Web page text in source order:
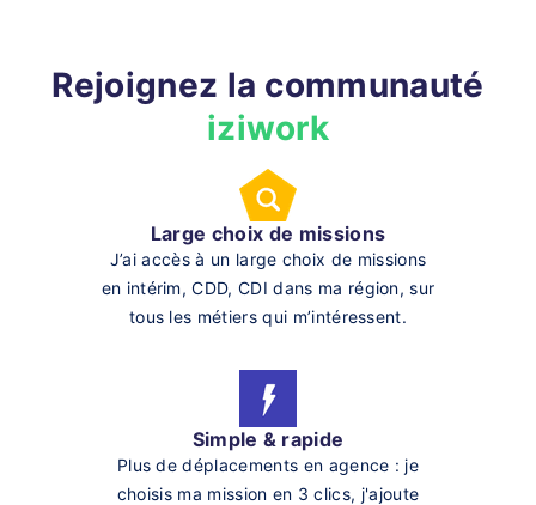
Rejoignez la communauté
iziwork
Large choix de missions
J’ai accès à un large choix de missions
en intérim, CDD, CDI dans ma région, sur
tous les métiers qui m’intéressent.
Simple & rapide
Plus de déplacements en agence : je
choisis ma mission en 3 clics, j'ajoute